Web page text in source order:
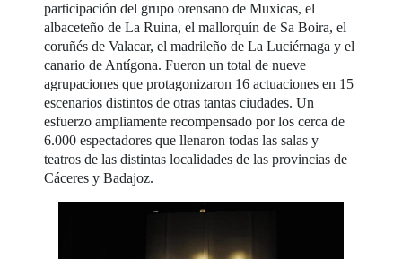
participación del grupo orensano de Muxicas, el
albaceteño de La Ruina, el mallorquín de Sa Boira, el
coruñés de Valacar, el madrileño de La Luciérnaga y el
canario de Antígona. Fueron un total de nueve
agrupaciones que protagonizaron 16 actuaciones en 15
escenarios distintos de otras tantas ciudades. Un
esfuerzo ampliamente recompensado por los cerca de
6.000 espectadores que llenaron todas las salas y
teatros de las distintas localidades de las provincias de
Cáceres y Badajoz.